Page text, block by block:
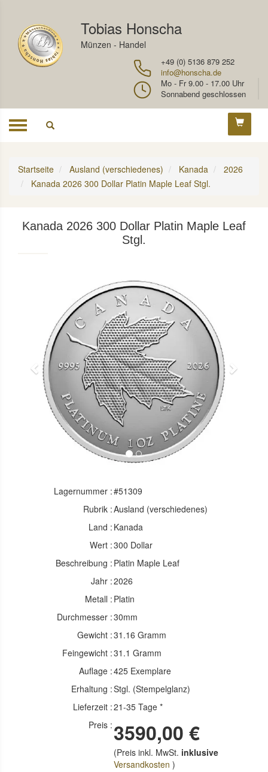
Tobias Honscha
Münzen - Handel
+49 (0) 5136 879 252
info@honscha.de
Mo - Fr 9.00 - 17.00 Uhr
Sonnabend geschlossen
Toggle
Startseite Ausland (verschiedenes) Kanada
2026
Kanada 2026 300 Dollar Platin Maple Leaf Stgl.
Kanada 2026 300 Dollar Platin Maple Leaf
Stgl.
Previous Next
Lagernummer :#51309
Rubrik :Ausland (verschiedenes)
Land : Kanada
Wert :300 Dollar
Beschreibung : Platin Maple Leaf
Jahr :2026
Metall : Platin
Durchmesser :30mm
Gewicht :31.16 Gramm
Feingewicht :31.1 Gramm
Auflage :425 Exemplare
Erhaltung :Stgl. (Stempelglanz)
Lieferzeit :21-35 Tage *
Preis : 3590,00 €
(Preis inkl. MwSt. inklusive
Versandkosten )